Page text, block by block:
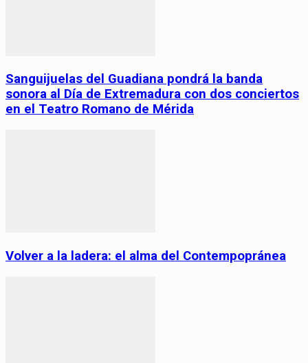
Sanguijuelas del Guadiana pondrá la banda
sonora al Día de Extremadura con dos conciertos
en el Teatro Romano de Mérida
Volver a la ladera: el alma del Contempopránea